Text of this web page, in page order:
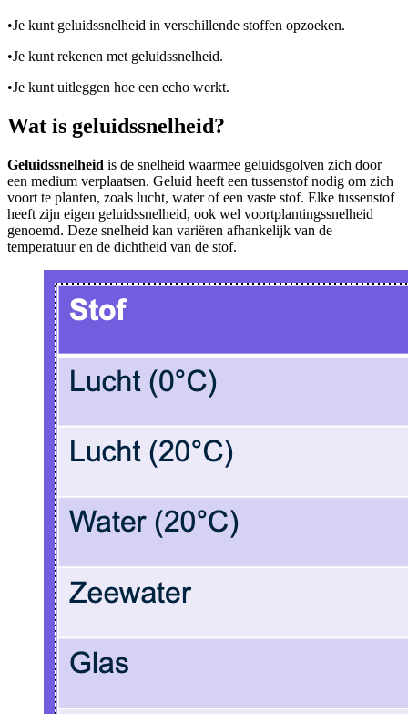
•Je kunt geluidssnelheid in verschillende stoffen opzoeken.
•Je kunt rekenen met geluidssnelheid.
•Je kunt uitleggen hoe een echo werkt.
Wat is geluidssnelheid?
Geluidssnelheid is de snelheid waarmee geluidsgolven zich door
een medium verplaatsen. Geluid heeft een tussenstof nodig om zich
voort te planten, zoals lucht, water of een vaste stof. Elke tussenstof
heeft zijn eigen geluidssnelheid, ook wel voortplantingssnelheid
genoemd. Deze snelheid kan variëren afhankelijk van de
temperatuur en de dichtheid van de stof.